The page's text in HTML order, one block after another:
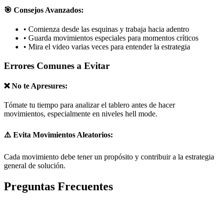
🎯 Consejos Avanzados:
• Comienza desde las esquinas y trabaja hacia adentro
• Guarda movimientos especiales para momentos críticos
• Mira el video varias veces para entender la estrategia
Errores Comunes a Evitar
❌ No te Apresures:
Tómate tu tiempo para analizar el tablero antes de hacer
movimientos, especialmente en niveles hell mode.
⚠️ Evita Movimientos Aleatorios:
Cada movimiento debe tener un propósito y contribuir a la estrategia
general de solución.
Preguntas Frecuentes